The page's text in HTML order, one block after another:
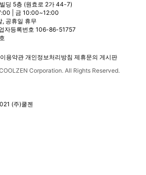
딩 5층 (원효로 2가 44-7)
| 금 10:00~12:00
공휴일 휴무
자등록번호 106-86-51757
이용약관 개인정보처리방침 제휴문의 게시판
Corporation. All Rights Reserved.
(주)쿨젠